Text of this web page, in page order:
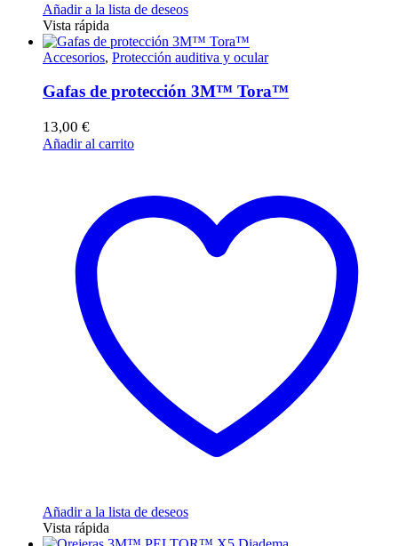
Añadir a la lista de deseos
Vista rápida
Accesorios, Protección auditiva y ocular
Gafas de protección 3M™ Tora™
13,00 €
Añadir al carrito
Añadir a la lista de deseos
Vista rápida